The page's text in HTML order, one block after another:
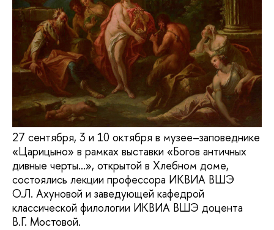
27 сентября, 3 и 10 октября в музее–заповеднике
«Царицыно» в рамках выставки «Богов античных
дивные черты…», открытой в Хлебном доме,
состоялись лекции профессора ИКВИА ВШЭ
О.Л. Ахуновой и заведующей кафедрой
классической филологии ИКВИА ВШЭ доцента
В.Г. Мостовой.